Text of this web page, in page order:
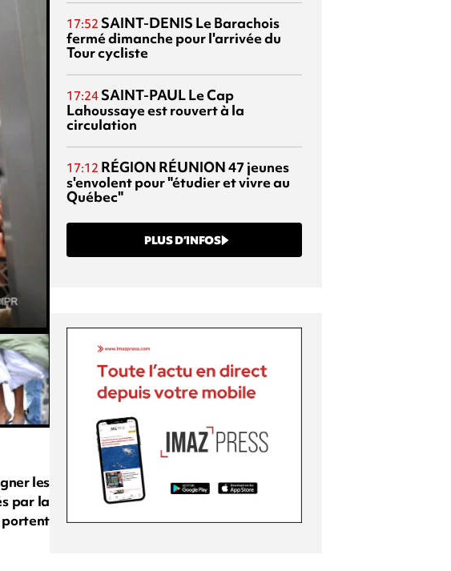
les
par la
portent
17:52 SAINT-DENIS Le Barachois
fermé dimanche pour l'arrivée du
Tour cycliste
17:24 SAINT-PAULLe Cap
Lahoussaye est rouvert à la
circulation
17:12 RÉGION RÉUNION47 jeunes
s'envolent pour "étudier et vivre au
Québec"
PLUS D’INFOS